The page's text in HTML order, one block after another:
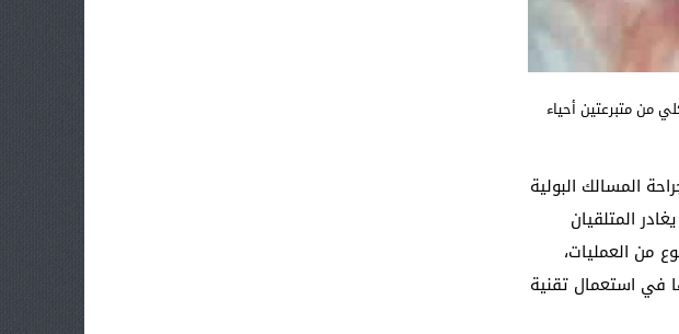
ناجحتين لزرع الكلي من متبرعتين أحياء
المسالك البولية
المتلقيان
من العمليات،
في استعمال تقنية